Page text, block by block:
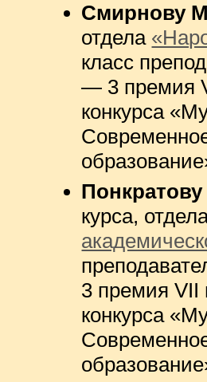
Смирнову
отдела
класс
— 3 премия
конкурса
курса,
3 премия VII
конкурса